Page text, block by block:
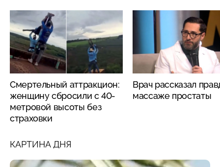
Смертельный аттракцион:
женщину сбросили с 40-
метровой высоты без
страховки
Врач рассказал
массаже простаты
КАРТИНА ДНЯ